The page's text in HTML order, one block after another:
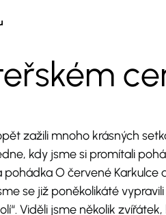
zažili mnoho krásných
kdy jsme si promítali
O červené Karkulce
se již poněkolikáté
Viděli jsme několik